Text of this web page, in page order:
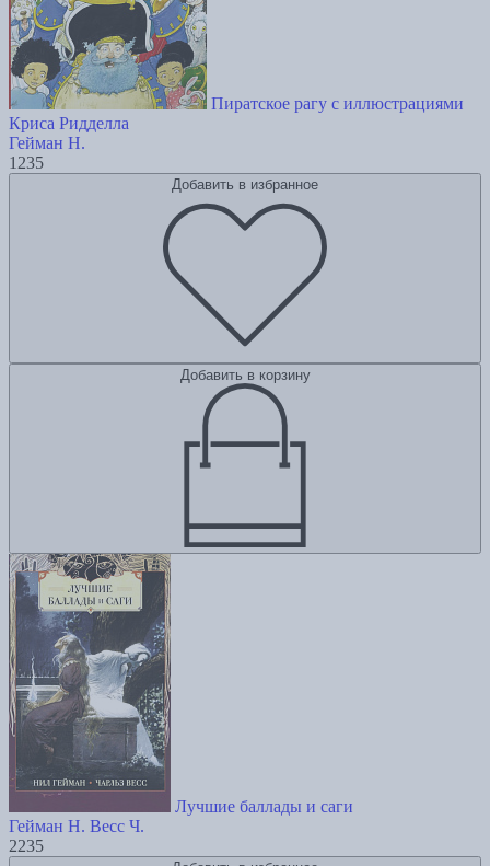
Пиратское рагу с иллюстрациями
Криса Ридделла
Гейман Н.
1235
Добавить в избранное
Добавить в корзину
Лучшие баллады и саги
Гейман Н. Весс Ч.
2235